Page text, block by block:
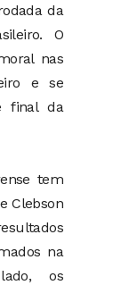
da
O
nas
e se
final da
tem
Clebson
na
os